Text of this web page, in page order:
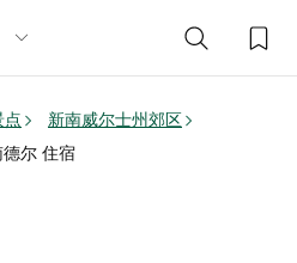
点
新南威尔士州郊区
尔 住宿